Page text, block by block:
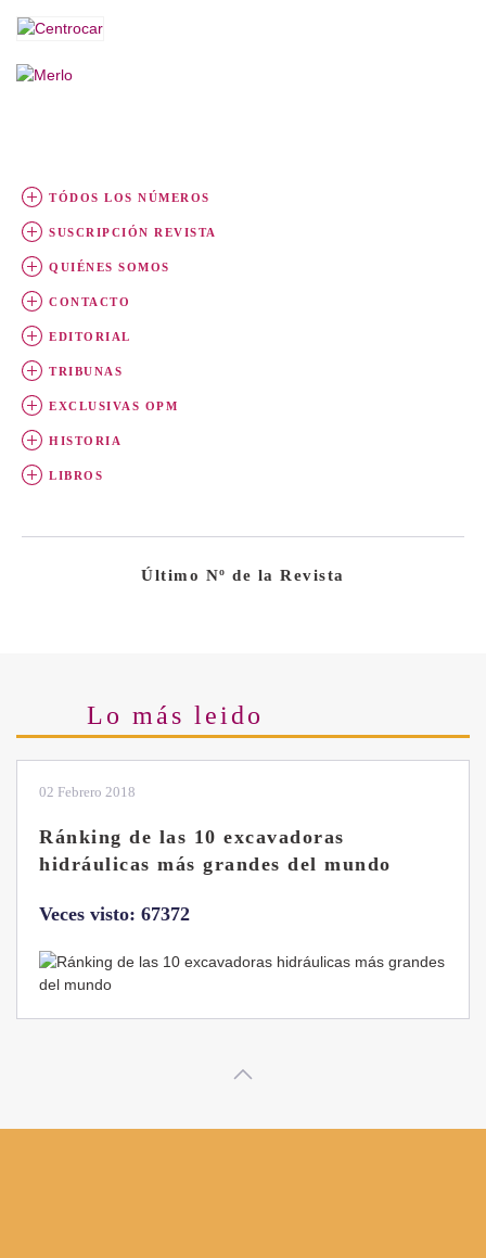
TÓDOS LOS NÚMEROS
SUSCRIPCIÓN REVISTA
QUIÉNES SOMOS
CONTACTO
EDITORIAL
TRIBUNAS
EXCLUSIVAS OPM
HISTORIA
LIBROS
Último Nº de la Revista
Lo más leido
02 Febrero 2018
Ránking de las 10 excavadoras
hidráulicas más grandes del mundo
Veces visto: 67372